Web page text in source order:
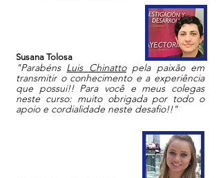
Susana Tolosa
"Parabéns Luis Chinattopela paixão em
transmitir o conhecimento e a experiência
que possui!! Para você e meus colegas
neste curso: muito obrigada por todo o
apoio e cordialidade neste desafio!!"